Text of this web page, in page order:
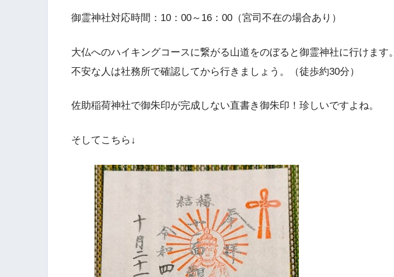
御霊神社対応時間：10：00～16：00（宮司不在の場合あり）
大仏へのハイキングコースに繋がる山道をのぼると御霊神社に行けます。
不安な人は社務所で確認してから行きましょう。（徒歩約30分）
佐助稲荷神社で御朱印が完成しない直書き御朱印！珍しいですよね。
そしてこちら↓